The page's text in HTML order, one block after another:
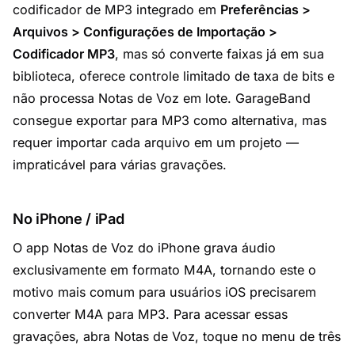
codificador de MP3 integrado em Preferências >
Arquivos > Configurações de Importação >
Codificador MP3, mas só converte faixas já em sua
biblioteca, oferece controle limitado de taxa de bits e
não processa Notas de Voz em lote. GarageBand
consegue exportar para MP3 como alternativa, mas
requer importar cada arquivo em um projeto —
impraticável para várias gravações.
No iPhone / iPad
O app Notas de Voz do iPhone grava áudio
exclusivamente em formato M4A, tornando este o
motivo mais comum para usuários iOS precisarem
converter M4A para MP3. Para acessar essas
gravações, abra Notas de Voz, toque no menu de três